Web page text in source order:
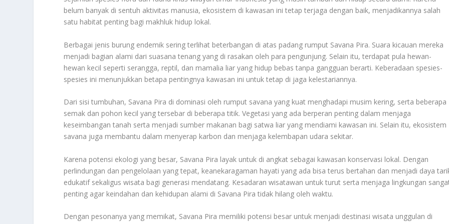
belum banyak di sentuh aktivitas manusia, ekosistem di kawasan ini tetap terjaga dengan baik, menjadikannya salah
satu habitat penting bagi makhluk hidup lokal.
Berbagai jenis burung endemik sering terlihat beterbangan di atas padang rumput Savana Pira. Suara kicauan mereka
menjadi bagian alami dari suasana tenang yang di rasakan oleh para pengunjung. Selain itu, terdapat pula hewan-
hewan kecil seperti serangga, reptil, dan mamalia liar yang hidup bebas tanpa gangguan berarti. Keberadaan spesies-
spesies ini menunjukkan betapa pentingnya kawasan ini untuk tetap di jaga kelestariannya.
Dari sisi tumbuhan, Savana Pira di dominasi oleh rumput savana yang kuat menghadapi musim kering, serta beberapa
semak dan pohon kecil yang tersebar di beberapa titik. Vegetasi yang ada berperan penting dalam menjaga
keseimbangan tanah serta menjadi sumber makanan bagi satwa liar yang mendiami kawasan ini. Selain itu, ekosistem
savana juga membantu dalam menyerap karbon dan menjaga kelembapan udara sekitar.
Karena potensi ekologi yang besar, Savana Pira layak untuk di angkat sebagai kawasan konservasi lokal. Dengan
perlindungan dan pengelolaan yang tepat, keanekaragaman hayati yang ada bisa terus bertahan dan menjadi daya
edukatif sekaligus wisata bagi generasi mendatang. Kesadaran wisatawan untuk turut serta menjaga lingkungan
penting agar keindahan dan kehidupan alami di Savana Pira tidak hilang oleh waktu.
Dengan pesonanya yang memikat, Savana Pira memiliki potensi besar untuk menjadi destinasi wisata unggulan di